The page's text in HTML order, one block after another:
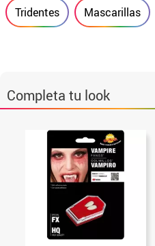
Tridentes Mascarillas
Completa tu look